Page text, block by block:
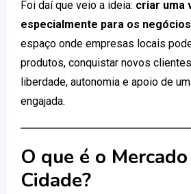
Foi daí que veio a ideia: criar uma
especialmente para os
espaço onde empresas locais
produtos, conquistar novos
liberdade, autonomia e apoio de
engajada.
O que é o
Cidade?